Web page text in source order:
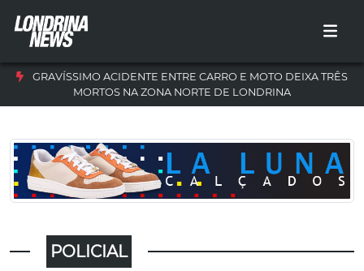
GRAVÍSSIMO ACIDENTE ENTRE CARRO E MOTO DEIXA TRÊS
MORTOS NA ZONA NORTE DE LONDRINA
POLICIAL